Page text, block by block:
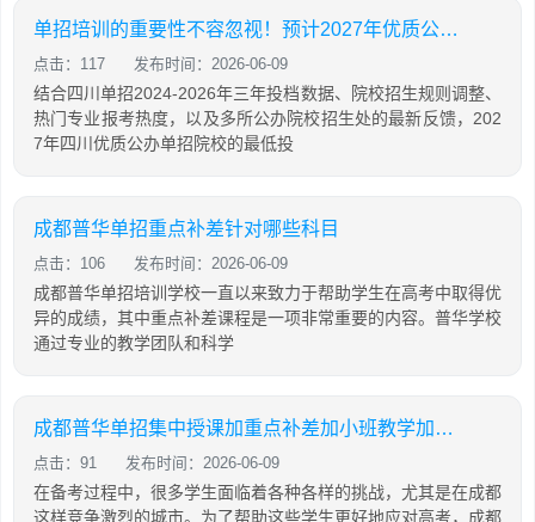
单招培训的重要性不容忽视！预计2027年优质公办院校单招分数将继续上涨
点击：117 发布时间：2026-06-09
结合四川单招2024-2026年三年投档数据、院校招生规则调整、
热门专业报考热度，以及多所公办院校招生处的最新反馈，202
7年四川优质公办单招院校的最低投
成都普华单招重点补差针对哪些科目
点击：106 发布时间：2026-06-09
成都普华单招培训学校一直以来致力于帮助学生在高考中取得优
异的成绩，其中重点补差课程是一项非常重要的内容。普华学校
通过专业的教学团队和科学
成都普华单招集中授课加重点补差加小班教学加名师指导加分段训练
点击：91 发布时间：2026-06-09
在备考过程中，很多学生面临着各种各样的挑战，尤其是在成都
这样竞争激烈的城市。为了帮助这些学生更好地应对高考，成都